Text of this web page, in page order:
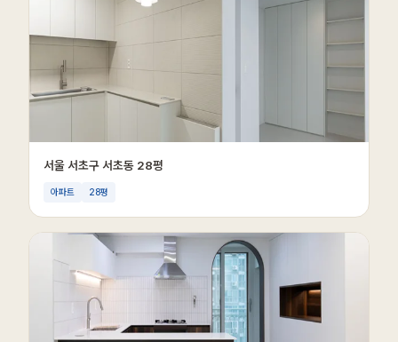
서울 서초구 서초동 28평
아파트 28평